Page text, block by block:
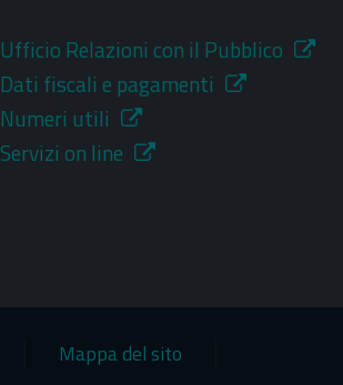
Ufficio Relazioni con il Pubblico
Dati fiscali e pagamenti
Numeri utili
Servizi on line
Mappa del sito